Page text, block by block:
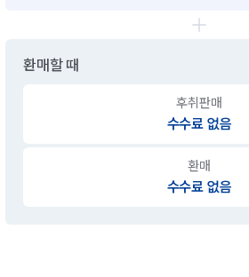
환매할 때
후취판매
수수료 없음
환매
수수료 없음